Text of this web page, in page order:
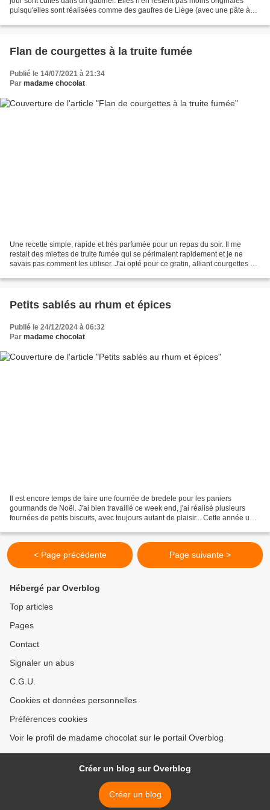
puisqu'elles sont réalisées comme des gaufres de Liège (avec une pâte à
Flan de courgettes à la truite fumée
Publié le 14/07/2021 à 21:34
Par madame chocolat
Une recette simple, rapide et très parfumée pour un repas du soir. Il me
restait des miettes de truite fumée qui se périmaient rapidement et je ne
savais pas comment les utiliser. J'ai opté pour ce gratin, alliant courgettes et
Petits sablés au rhum et épices
Publié le 24/12/2024 à 06:32
Par madame chocolat
Il est encore temps de faire une fournée de bredele pour les paniers
gourmands de Noël. J'ai bien travaillé ce week end, j'ai réalisé plusieurs
fournées de petits biscuits, avec toujours autant de plaisir... Cette année un
< Page précédente Page suivante >
Hébergé par Overblog
Top articles
Pages
Contact
Signaler un abus
C.G.U.
Cookies et données personnelles
Préférences cookies
Voir le profil de madame chocolat sur le portail Overblog
Créer un blog sur Overblog
Créer un blog